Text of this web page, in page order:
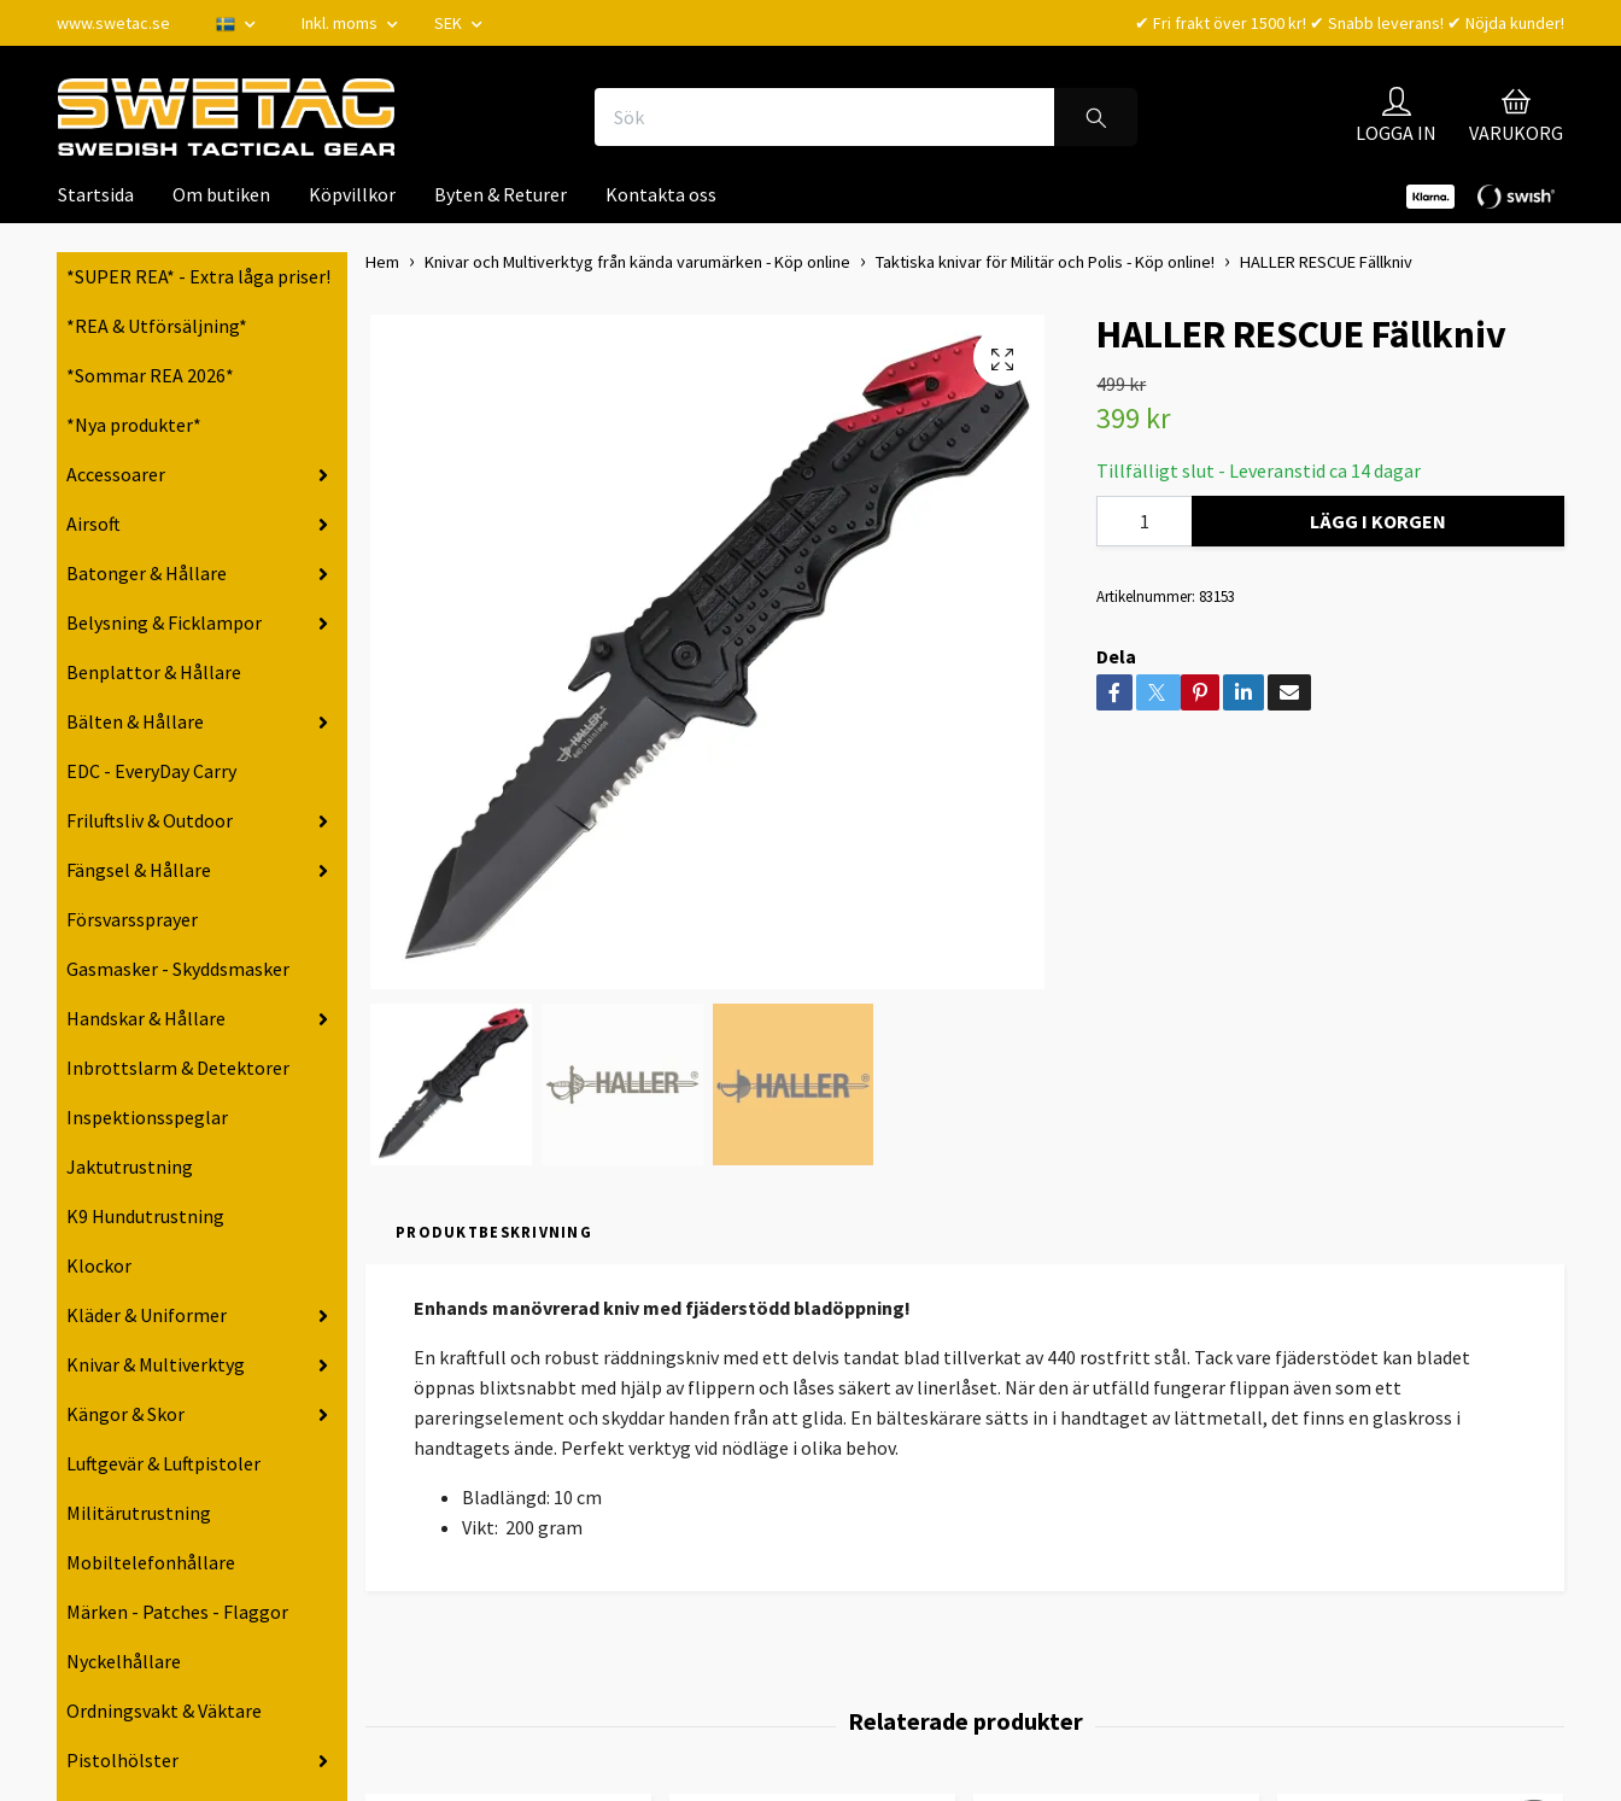
www.swetac.se Inkl. moms SEK ✔ Fri frakt över 1500 kr! ✔ Snabb leverans! ✔ Nöjda kunder!
LOGGA IN VARUKORG
Startsida Om butiken Köpvillkor Byten & Returer Kontakta oss
*SUPER REA* - Extra låga priser!
*REA & Utförsäljning*
*Sommar REA 2026*
*Nya produkter*
Accessoarer
Airsoft
Batonger & Hållare
Belysning & Ficklampor
Benplattor & Hållare
Bälten & Hållare
EDC - EveryDay Carry
Friluftsliv & Outdoor
Fängsel & Hållare
Försvarssprayer
Gasmasker - Skyddsmasker
Handskar & Hållare
Inbrottslarm & Detektorer
Inspektionsspeglar
Jaktutrustning
K9 Hundutrustning
Klockor
Kläder & Uniformer
Knivar & Multiverktyg
Kängor & Skor
Luftgevär & Luftpistoler
Militärutrustning
Mobiltelefonhållare
Märken - Patches - Flaggor
Nyckelhållare
Ordningsvakt & Väktare
Pistolhölster
Hem Knivar och Multiverktyg från kända varumärken - Köp online Taktiska knivar för Militär och Polis - Köp online! HALLER RESCUE Fällkniv
HALLER RESCUE Fällkniv
499 kr
399 kr
Tillfälligt slut - Leveranstid ca 14 dagar
LÄGG I KORGEN
Artikelnummer: 83153
Dela
PRODUKTBESKRIVNING
Enhands manövrerad kniv med fjäderstödd bladöppning!
En kraftfull och robust räddningskniv med ett delvis tandat blad tillverkat av 440 rostfritt stål. Tack vare fjäderstödet kan bladet
öppnas blixtsnabbt med hjälp av flippern och låses säkert av linerlåset. När den är utfälld fungerar flippan även som ett
pareringselement och skyddar handen från att glida. En bälteskärare sätts in i handtaget av lättmetall, det finns en glaskross i
handtagets ände. Perfekt verktyg vid nödläge i olika behov.
Bladlängd: 10 cm
Vikt: 200 gram